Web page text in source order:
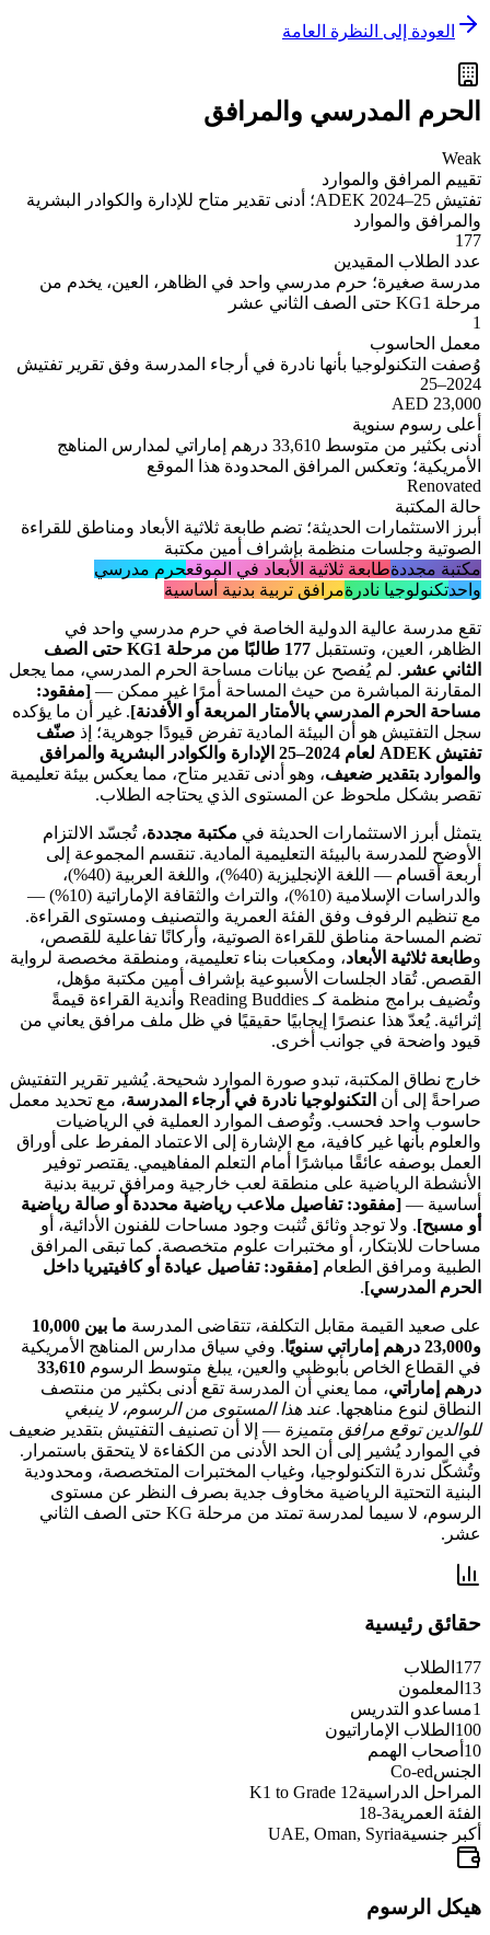
العودة إلى النظرة العامة
الحرم المدرسي والمرافق
Weak
تقييم المرافق والموارد
تفتيش ADEK 2024–25؛ أدنى تقدير متاح للإدارة والكوادر البشرية
والمرافق والموارد
177
عدد الطلاب المقيدين
مدرسة صغيرة؛ حرم مدرسي واحد في الظاهر، العين، يخدم من
مرحلة KG1 حتى الصف الثاني عشر
1
معمل الحاسوب
وُصفت التكنولوجيا بأنها نادرة في أرجاء المدرسة وفق تقرير تفتيش
2024–25
AED 23,000
أعلى رسوم سنوية
أدنى بكثير من متوسط 33,610 درهم إماراتي لمدارس المناهج
الأمريكية؛ وتعكس المرافق المحدودة هذا الموقع
Renovated
حالة المكتبة
أبرز الاستثمارات الحديثة؛ تضم طابعة ثلاثية الأبعاد ومناطق للقراءة
الصوتية وجلسات منظمة بإشراف أمين مكتبة
مكتبة مجددةطابعة ثلاثية الأبعاد في الموقعحرم مدرسي
واحدتكنولوجيا نادرةمرافق تربية بدنية أساسية
تقع مدرسة عالية الدولية الخاصة في حرم مدرسي واحد في
الظاهر، العين، وتستقبل
177 طالبًا من مرحلة KG1 حتى الصف
الثاني عشر . لم يُفصح عن بيانات مساحة الحرم المدرسي، مما يجعل
المقارنة المباشرة من حيث المساحة أمرًا غير ممكن — [مفقود:
مساحة الحرم المدرسي بالأمتار المربعة أو الأفدنة]. غير أن ما يؤكده
سجل التفتيش هو أن البيئة المادية تفرض قيودًا جوهرية؛ إذ صنّف
تفتيش ADEK لعام 2024–25 الإدارة والكوادر البشرية والمرافق
والموارد بتقدير ضعيف، وهو أدنى تقدير متاح، مما يعكس بيئة تعليمية
تقصر بشكل ملحوظ عن المستوى الذي يحتاجه الطلاب.
يتمثل أبرز الاستثمارات الحديثة في مكتبة مجددة، تُجسّد الالتزام
الأوضح للمدرسة بالبيئة التعليمية المادية. تنقسم المجموعة إلى
أربعة أقسام — اللغة الإنجليزية (40%)، واللغة العربية (40%)،
والدراسات الإسلامية (10%)، والتراث والثقافة الإماراتية (10%) —
مع تنظيم الرفوف وفق الفئة العمرية والتصنيف ومستوى القراءة.
تضم المساحة مناطق للقراءة الصوتية، وأركانًا تفاعلية للقصص،
وطابعة ثلاثية الأبعاد، ومكعبات بناء تعليمية، ومنطقة مخصصة لرواية
القصص. تُقاد الجلسات الأسبوعية بإشراف أمين مكتبة مؤهل،
وتُضيف برامج منظمة كـ Reading Buddies وأندية القراءة قيمةً
إثرائية. يُعدّ هذا عنصرًا إيجابيًا حقيقيًا في ظل ملف مرافق يعاني من
قيود واضحة في جوانب أخرى.
خارج نطاق المكتبة، تبدو صورة الموارد شحيحة. يُشير تقرير التفتيش
صراحةً إلى أن التكنولوجيا نادرة في أرجاء المدرسة، مع تحديد معمل
حاسوب واحد فحسب. وتُوصف الموارد العملية في الرياضيات
والعلوم بأنها غير كافية، مع الإشارة إلى الاعتماد المفرط على أوراق
العمل بوصفه عائقًا مباشرًا أمام التعلم المفاهيمي. يقتصر توفير
الأنشطة الرياضية على منطقة لعب خارجية ومرافق تربية بدنية
أساسية — [مفقود: تفاصيل ملاعب رياضية محددة أو صالة رياضية
أو مسبح]. ولا توجد وثائق تُثبت وجود مساحات للفنون الأدائية، أو
مساحات للابتكار، أو مختبرات علوم متخصصة. كما تبقى المرافق
الطبية ومرافق الطعام [مفقود: تفاصيل عيادة أو كافيتيريا داخل
الحرم المدرسي].
على صعيد القيمة مقابل التكلفة، تتقاضى المدرسة
ما بين 10,000
و23,000 درهم إماراتي سنويًا
. وفي سياق مدارس المناهج الأمريكية
في القطاع الخاص بأبوظبي والعين، يبلغ متوسط الرسوم 33,610
درهم إماراتي، مما يعني أن المدرسة تقع أدنى بكثير من منتصف
النطاق لنوع مناهجها. عند هذا المستوى من الرسوم، لا ينبغي
للوالدين توقع مرافق متميزة — إلا أن تصنيف التفتيش بتقدير ضعيف
في الموارد يُشير إلى أن الحد الأدنى من الكفاءة لا يتحقق باستمرار.
وتُشكّل ندرة التكنولوجيا، وغياب المختبرات المتخصصة، ومحدودية
البنية التحتية الرياضية مخاوف جدية بصرف النظر عن مستوى
الرسوم، لا سيما لمدرسة تمتد من مرحلة KG حتى الصف الثاني
عشر.
حقائق رئيسية
177 الطلاب
13 المعلمون
1مساعدو التدريس
100 الطلاب الإماراتيون
10 أصحاب الهمم
الجنسCo-ed
المراحل الدراسيةK1 to Grade 12
الفئة العمرية3-18
أكبر جنسيةUAE, Oman, Syria
هيكل الرسوم